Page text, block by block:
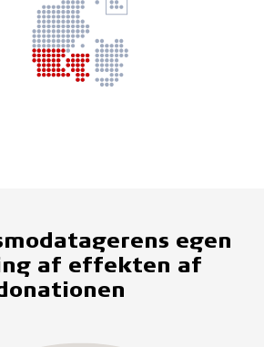
egen
af effekten af